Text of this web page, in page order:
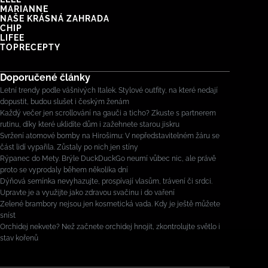
MARIANNE
NAŠE KRÁSNÁ ZAHRADA
CHIP
LIFEE
TOPRECEPTY
Doporučené články
Letní trendy podle vášnivých Italek. Stylové outfity, na které nedají
dopustit, budou slušet i českým ženám
Každý večer jen scrollování na gauči a ticho? Zkuste s partnerem
rutinu, díky které uklidíte dům i zažehnete starou jiskru
Svržení atomové bomby na Hirošimu: V nepředstavitelném žáru se
část lidí vypařila. Zůstaly po nich jen stíny
Rýpanec do Mety. Brýle DuckDuckGo neumí vůbec nic, ale právě
proto se vyprodaly během několika dní
Dýňová semínka nevyhazujte, prospívají vlasům, trávení či srdci.
Upravte je a využijte jako zdravou svačinu i do vaření
Zelené brambory nejsou jen kosmetická vada. Kdy je ještě můžete
sníst
Orchidej nekvete? Než začnete orchidej hnojit, zkontrolujte světlo i
stav kořenů